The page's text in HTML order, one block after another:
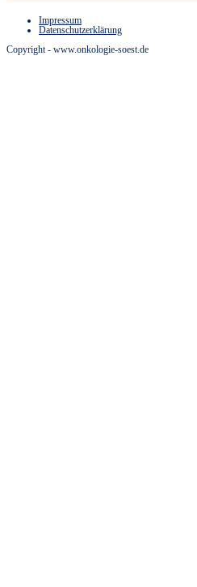
Impressum
Datenschutzerklärung
Copyright - www.onkologie-soest.de